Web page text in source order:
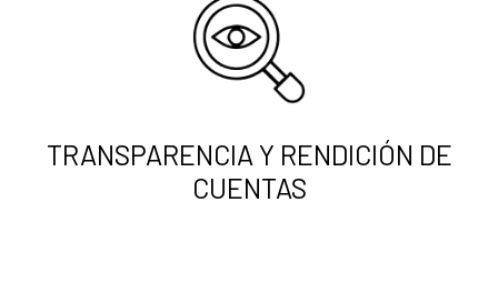
TRANSPARENCIA Y RENDICIÓN DE
CUENTAS